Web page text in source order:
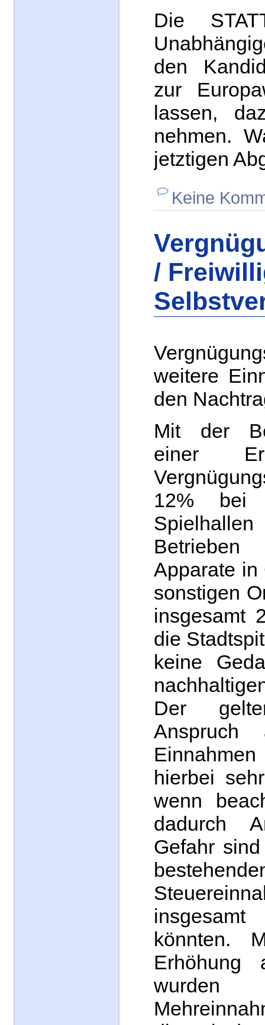
Die
den
zur
lassen,
nehmen.
jetztigen
Keine
/
weitere
den
Mit der
einer
12% bei
Apparate in
sonstigen
insgesamt
die
keine
Der
Anspruch
hierbei
wenn
dadurch
Gefahr
könnten.
Erhöhung